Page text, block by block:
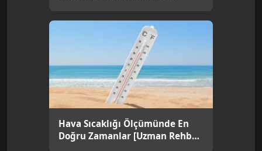
Hava Sıcaklığı Ölçümünde En
Doğru Zamanlar [Uzman Rehber